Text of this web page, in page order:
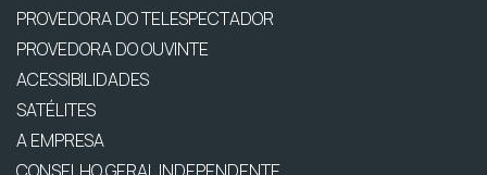
PROVEDORA DO TELESPECTADOR
PROVEDORA DO OUVINTE
ACESSIBILIDADES
SATÉLITES
A EMPRESA